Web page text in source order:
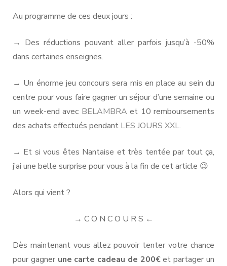
Au programme de ces deux jours :
→ Des réductions pouvant aller parfois jusqu’à -50%
dans certaines enseignes.
→ Un énorme jeu concours sera mis en place au sein du
centre pour vous faire gagner un séjour d’une semaine ou
un week-end avec BELAMBRA et 10 remboursements
des achats effectués pendant LES JOURS XXL.
→ Et si vous êtes Nantaise et très tentée par tout ça,
j’ai une belle surprise pour vous à la fin de cet article 😉
Alors qui vient ?
→ C O N C O U R S ←
Dès maintenant vous allez pouvoir tenter votre chance
pour gagner une carte cadeau de 200€et partager un